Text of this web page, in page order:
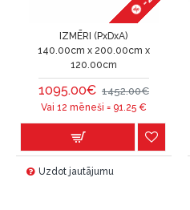
IZMĒRI (PxDxA)
140.00cm x 200.00cm x
120.00cm
1095.00€ 1452.00€
Vai 12 mēneši = 91.25€
Uzdot jautājumu